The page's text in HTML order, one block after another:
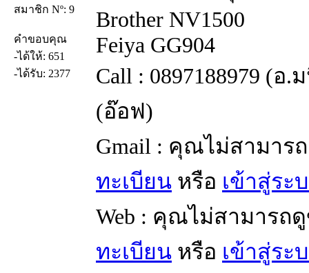
สมาชิก Nº: 9
คำขอบคุณ
-ได้ให้: 651
-ได้รับ: 2377
Brother NV1500
Feiya GG904
Call : 0897188979 (อ.
(อ๊อฟ)
Gmail : คุณไม่สามา
ทะเบียน หรือ เข้าสู่ระ
Web : คุณไม่สามาร
ทะเบียน หรือ เข้าสู่ระ